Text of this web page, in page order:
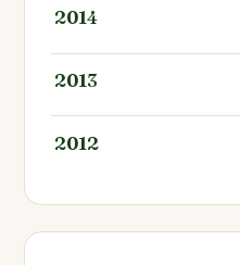
2014
2013
2012